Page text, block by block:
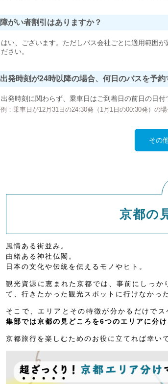
障がい者割引はありますか？
はい、ございます。ただしバス会社ごとに適用範囲
ださい。
出発時刻が24時以降の場合、何日のバスを予
出発時刻に関わらず、乗車日はご到着日の前日の日付
例：乗車日が12月31日の24:30発（1月1日の00:30発）の
その
京都の
風情ある街並み。
由緒ある神社仏閣。
日本の文化や伝統を伝えるモノやヒト。
観光資源に恵まれた京都では、事前にしっ
て、行きたかった観光スポットに行けなかっ
そこで、エリアとその特徴が分かるだけで
集部では京都の見どころを6つのエリアに分
京都旅行を楽しむためのお役に立てれば幸い